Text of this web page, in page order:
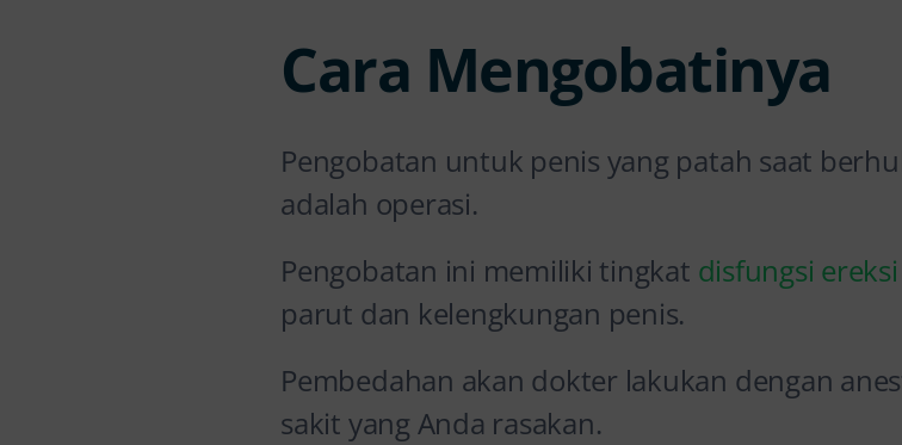
Cara Mengobatinya
Pengobatan untuk penis yang patah saat
adalah operasi.
Pengobatan ini memiliki tingkat disfungsi ereksi
parut dan kelengkungan penis.
Pembedahan akan dokter lakukan dengan
sakit yang Anda rasakan.